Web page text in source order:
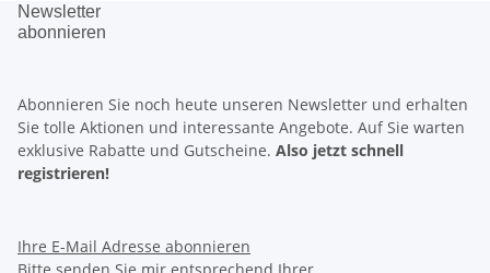
Newsletter
abonnieren
Abonnieren Sie noch heute unseren Newsletter und erhalten
Sie tolle Aktionen und interessante Angebote. Auf Sie warten
exklusive Rabatte und Gutscheine. Also jetzt schnell
registrieren!
Ihre E-Mail Adresse abonnieren
Bitte senden Sie mir entsprechend Ihrer